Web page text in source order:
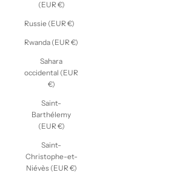
(EUR €)
Russie (EUR €)
Rwanda (EUR €)
Sahara
occidental (EUR
€)
Saint-
Barthélemy
(EUR €)
Saint-
Christophe-et-
Niévès (EUR €)